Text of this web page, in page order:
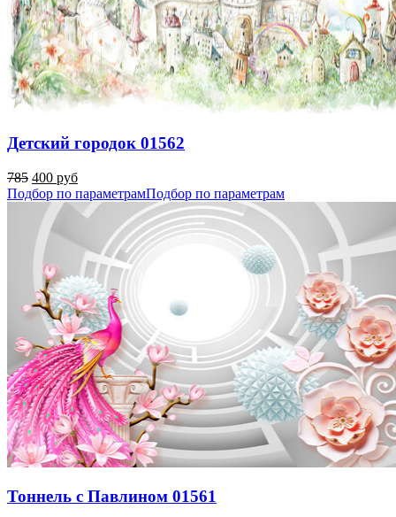
Детский городок 01562
785 400 руб
Подбор по параметрамПодбор по параметрам
Тоннель с Павлином 01561